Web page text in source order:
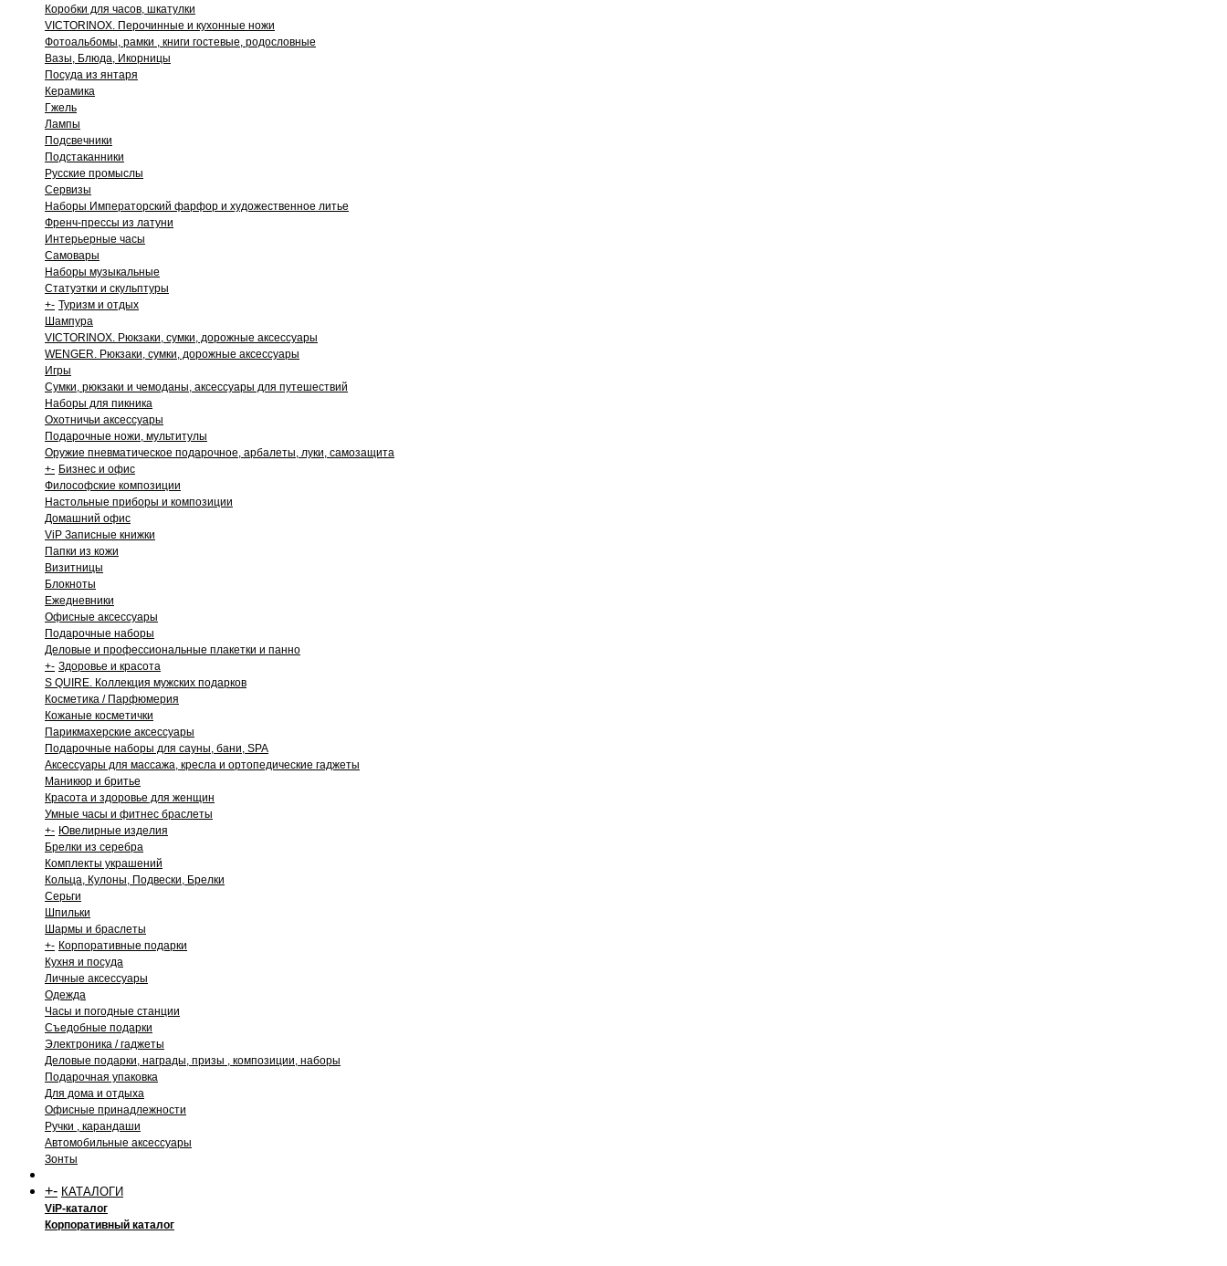
Коробки для часов, шкатулки
VICTORINOX. Перочинные и кухонные ножи
Фотоальбомы, рамки , книги гостевые, родословные
Вазы, Блюда, Икорницы
Посуда из янтаря
Керамика
Гжель
Лампы
Подсвечники
Подстаканники
Русские промыслы
Сервизы
Наборы Императорский фарфор и художественное литье
Френч-прессы из латуни
Интерьерные часы
Самовары
Наборы музыкальные
Статуэтки и скульптуры
+- Туризм и отдых
Шампура
VICTORINOX. Рюкзаки, сумки, дорожные аксессуары
WENGER. Рюкзаки, сумки, дорожные аксессуары
Игры
Сумки, рюкзаки и чемоданы, аксессуары для путешествий
Наборы для пикника
Охотничьи аксессуары
Подарочные ножи, мультитулы
Оружие пневматическое подарочное, арбалеты, луки, самозащита
+- Бизнес и офис
Философские композиции
Настольные приборы и композиции
Домашний офис
ViP Записные книжки
Папки из кожи
Визитницы
Блокноты
Ежедневники
Офисные аксессуары
Подарочные наборы
Деловые и профессиональные плакетки и панно
+- Здоровье и красота
S QUIRE. Коллекция мужских подарков
Косметика / Парфюмерия
Кожаные косметички
Парикмахерские аксессуары
Подарочные наборы для сауны, бани, SPA
Аксессуары для массажа, кресла и ортопедические гаджеты
Маникюр и бритье
Красота и здоровье для женщин
Умные часы и фитнес браслеты
+- Ювелирные изделия
Брелки из серебра
Комплекты украшений
Кольца, Кулоны, Подвески, Брелки
Серьги
Шпильки
Шармы и браслеты
+- Корпоративные подарки
Кухня и посуда
Личные аксессуары
Одежда
Часы и погодные станции
Съедобные подарки
Электроника / гаджеты
Деловые подарки, награды, призы , композиции, наборы
Подарочная упаковка
Для дома и отдыха
Офисные принадлежности
Ручки , карандаши
Автомобильные аксессуары
Зонты
+- КАТАЛОГИ
ViP-каталог
Корпоративный каталог